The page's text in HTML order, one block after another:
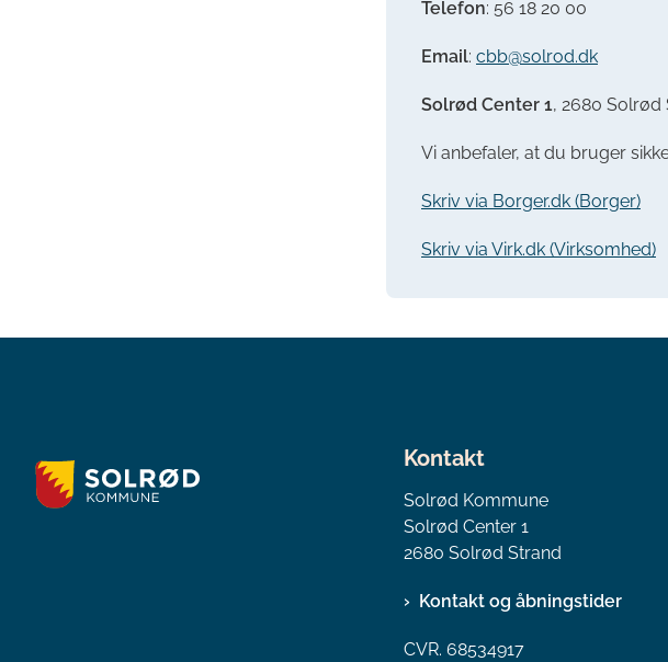
Telefon: 56 18 20 00
Email: cbb@solrod.dk
Solrød Center 1, 2680 Solrød
Vi anbefaler, at du bruger
Skriv via Borger.dk (Borger)
Skriv via Virk.dk (Virksomhed)
Kontakt
Solrød Kommune
Solrød Center 1
2680 Solrød Strand
Kontakt og åbningstider
CVR. 68534917